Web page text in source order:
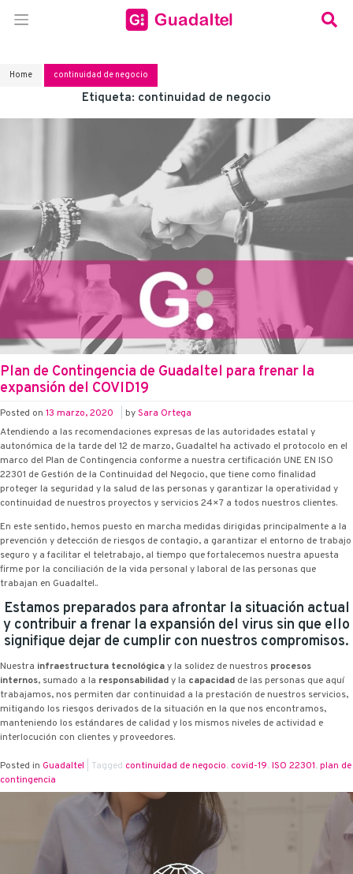
Home continuidad de negocio
Etiqueta: continuidad de negocio
Plan de Contingencia de Guadaltel para frenar la
expansión del COVID19
Posted on 13 marzo, 2020 bySara Ortega
Atendiendo a las recomendaciones expresas de las autoridades estatal y
autonómica de la tarde del 12 de marzo, Guadaltel ha activado el protocolo en el
marco del Plan de Contingencia conforme a nuestra certificación UNE EN ISO
22301 de Gestión de la Continuidad del Negocio, que tiene como finalidad
proteger la seguridad y la salud de las personas y garantizar la operatividad y
continuidad de nuestros proyectos y servicios 24×7 a todos nuestros clientes.
En este sentido, hemos puesto en marcha medidas dirigidas principalmente a la
prevención y detección de riesgos de contagio, a garantizar el entorno de trabajo
seguro y a facilitar el teletrabajo, al tiempo que fortalecemos nuestra apuesta
firme por la conciliación de la vida personal y laboral de las personas que
trabajan en Guadaltel..
Estamos preparados para afrontar la situación actual
y contribuir a frenar la expansión del virus sin que ello
signifique dejar de cumplir con nuestros compromisos.
Nuestra infraestructura tecnológicay la solidez de nuestros procesos
internos, sumado a la responsabilidady la capacidad de las personas que aquí
trabajamos, nos permiten dar continuidad a la prestación de nuestros servicios,
mitigando los riesgos derivados de la situación en la que nos encontramos,
manteniendo los estándares de calidad y los mismos niveles de actividad e
interlocución con clientes y proveedores.
Posted in Guadaltel Tagged continuidad de negocio, covid-19,ISO 22301,plan de
contingencia